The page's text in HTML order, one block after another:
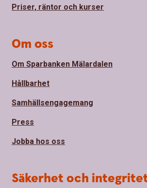
Priser, räntor och kurser
Om oss
Om Sparbanken Mälardalen
Hållbarhet
Samhällsengagemang
Press
Jobba hos oss
Säkerhet och